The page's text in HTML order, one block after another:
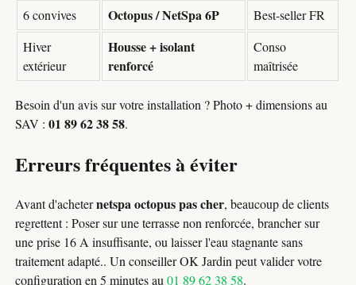
6 convives
Octopus / NetSpa 6P
Best-seller FR
Hiver
extérieur
Housse + isolant
renforcé
Conso
maîtrisée
Besoin d'un avis sur votre installation ? Photo + dimensions au
SAV :01 89 62 38 58.
Erreurs fréquentes à éviter
Avant d'acheternetspa octopus pas cher, beaucoup de clients
regrettent : Poser sur une terrasse non renforcée, brancher sur
une prise 16 A insuffisante, ou laisser l'eau stagnante sans
traitement adapté.. Un conseiller OK Jardin peut valider votre
configuration en 5 minutes au01 89 62 38 58.